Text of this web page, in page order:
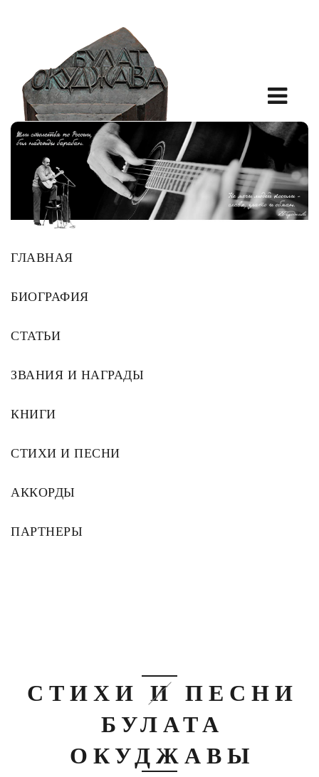
ГЛАВНАЯ
БИОГРАФИЯ
СТАТЬИ
ЗВАНИЯ И НАГРАДЫ
КНИГИ
СТИХИ И ПЕСНИ
АККОРДЫ
ПАРТНЕРЫ
СТИХИ И ПЕСНИ
БУЛАТА
ОКУДЖАВЫ